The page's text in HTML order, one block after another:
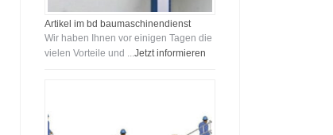
Artikel im bd baumaschinendienst
Wir haben Ihnen vor einigen Tagen die
vielen Vorteile und ... Jetzt informieren